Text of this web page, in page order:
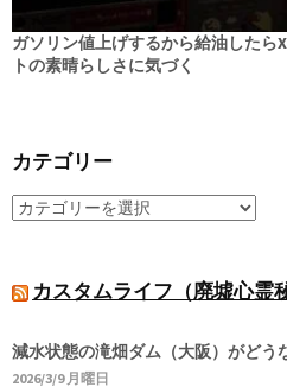
ガソリン値上げするから給油したら
トの素晴らしさに気づく
カテゴリー
カスタムライフ（廃墟心霊
減水状態の滝畑ダム（大阪）がどう
2026/3/9 月曜日